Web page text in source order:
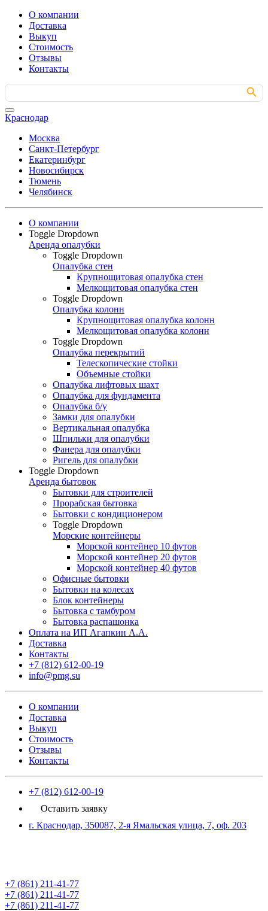
О компании
Доставка
Выкуп
Стоимость
Отзывы
Контакты
Search
for:
Search Button
Краснодар
Москва
Санкт-Петербург
Екатеринбург
Новосибирск
Тюмень
Челябинск
О компании
Toggle Dropdown
Аренда опалубки
Toggle Dropdown
Опалубка стен
Крупнощитовая опалубка стен
Мелкощитовая опалубка стен
Toggle Dropdown
Опалубка колонн
Крупнощитовая опалубка колонн
Мелкощитовая опалубка колонн
Toggle Dropdown
Опалубка перекрытий
Телескопические стойки
Объемные стойки
Опалубка лифтовых шахт
Опалубка для фундамента
Опалубка б/у
Замки для опалубки
Вертикальная опалубка
Шпильки для опалубки
Фанера для опалубки
Ригель для опалубки
Toggle Dropdown
Аренда бытовок
Бытовки для строителей
Прорабская бытовка
Бытовки с кондиционером
Toggle Dropdown
Морские контейнеры
Морской контейнер 10 футов
Морской контейнер 20 футов
Морской контейнер 40 футов
Офисные бытовки
Бытовки на колесах
Блок контейнеры
Бытовка с тамбуром
Бытовка распашонка
Оплата на ИП Агапкин А.А.
Доставка
Контакты
+7 (812) 612-00-19
info@pmg.su
О компании
Доставка
Выкуп
Стоимость
Отзывы
Контакты
+7 (812) 612-00-19
Оставить заявку
г. Краснодар, 350087, 2-я Ямальская улица, 7, оф. 203
+7 (861) 211-41-77
+7 (861) 211-41-77
+7 (861) 211-41-77